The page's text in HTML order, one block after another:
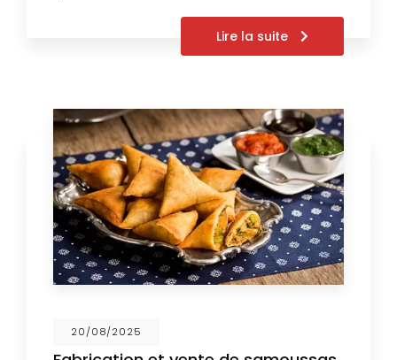
Lire la suite
20/08/2025